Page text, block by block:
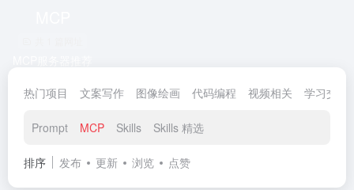
热门项目 文案写作 图像绘画 代码编程 视频相关 学习交流
Prompt MCP Skills Skills 精选
排序 发布 更新 浏览 点赞